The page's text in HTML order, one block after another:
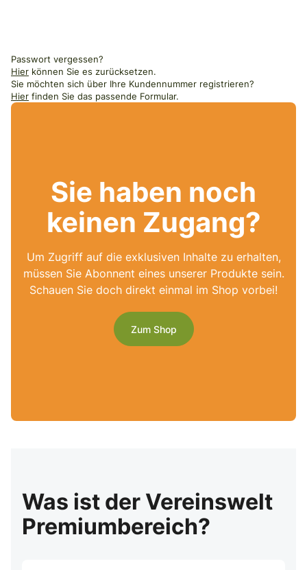
Passwort vergessen?
Hier können Sie es zurücksetzen.
Sie möchten sich über Ihre Kundennummer registrieren?
Hier finden Sie das passende Formular.
Sie haben noch
keinen Zugang?
Um Zugriff auf die exklusiven Inhalte zu erhalten,
müssen Sie Abonnent eines unserer Produkte sein.
Schauen Sie doch direkt einmal im Shop vorbei!
Zum Shop
Was ist der Vereinswelt
Premiumbereich?